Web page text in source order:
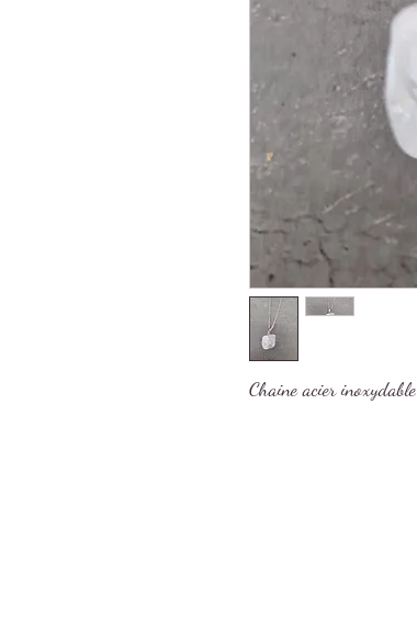
Chaine acier inoxydable